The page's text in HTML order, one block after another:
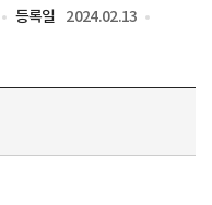
등록일
2024.02.13